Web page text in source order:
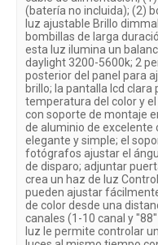
(batería no incluida); (2)
luz ajustable Brillo
bombillas de larga
esta luz ilumina un
daylight 3200-5600k; 2
posterior del panel para
brillo; la pantalla lcd
temperatura del color y
con soporte de montaje
de aluminio de excelente
elegante y simple; el
fotógrafos ajustar el
de disparo; adjuntar
crea un haz de luz
pueden ajustar
de color desde una
canales (1-10 canal y
luz le permite controlar